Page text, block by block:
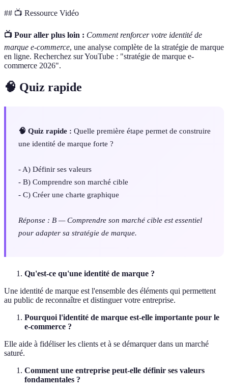
## 📺 Ressource Vidéo
📺 Pour aller plus loin : Comment renforcer votre identité de
marque e-commerce, une analyse complète de la stratégie de marque
en ligne. Recherchez sur YouTube : "stratégie de marque e-
commerce 2026".
🧠 Quiz rapide
🧠 Quiz rapide : Quelle première étape permet de construire
une identité de marque forte ?
- A) Définir ses valeurs
- B) Comprendre son marché cible
- C) Créer une charte graphique
Réponse : B — Comprendre son marché cible est essentiel
pour adapter sa stratégie de marque.
Qu'est-ce qu'une identité de marque ?
Une identité de marque est l'ensemble des éléments qui permettent
au public de reconnaître et distinguer votre entreprise.
Pourquoi l'identité de marque est-elle importante pour le
e-commerce ?
Elle aide à fidéliser les clients et à se démarquer dans un marché
saturé.
Comment une entreprise peut-elle définir ses valeurs
fondamentales ?